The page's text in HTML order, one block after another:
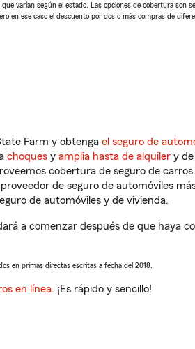
varían según el estado. Las opciones de cobertura son
en ese caso el descuento por dos o más compras de
Farm y obtenga el seguro de
choques y amplia hasta de alquiler y de
cobertura de seguro de
de seguro de automóviles
de automóviles y de vivienda.
a comenzar después de que haya
en primas directas escritas a fecha del 2018.
en línea. ¡Es rápido y sencillo!